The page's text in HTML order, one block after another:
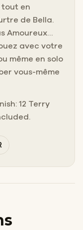
tout en
de Bella.
Amoureux…
avec votre
même en solo
vous-même
12 Terry